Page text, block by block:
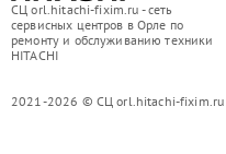
СЦ orl.hitachi-fixim.ru - сеть
сервисных центров в Орле по
ремонту и обслуживанию техники
HITACHI
2021-2026 © СЦ orl.hitachi-fixim.ru